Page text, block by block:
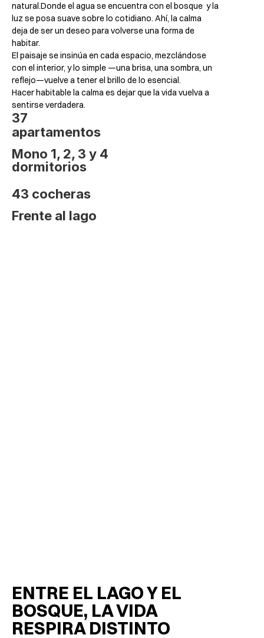
natural.Donde el agua se encuentra con el bosque  y la
luz se posa suave sobre lo cotidiano. Ahí, la calma
deja de ser un deseo para volverse una forma de
habitar.
El paisaje se insinúa en cada espacio, mezclándose
con el interior, y lo simple —una brisa, una sombra, un
reflejo—vuelve a tener el brillo de lo esencial.
Hacer habitable la calma es dejar que la vida vuelva a
sentirse verdadera.
37
apartamentos
Mono 1, 2, 3 y 4
dormitorios
43 cocheras
Frente al lago
ENTRE EL LAGO Y EL
BOSQUE, LA VIDA
RESPIRA DISTINTO